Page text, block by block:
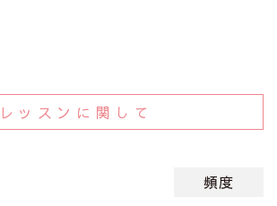
レッスンに関して
頻度